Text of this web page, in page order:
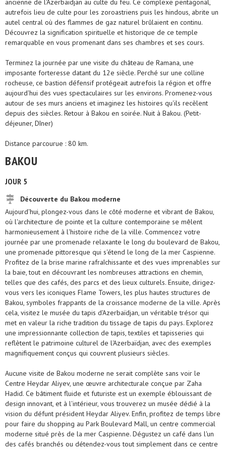
ancienne de l'Azerbaïdjan au culte du feu. Ce complexe pentagonal,
autrefois lieu de culte pour les zoroastriens puis les hindous, abrite un
autel central où des flammes de gaz naturel brûlaient en continu.
Découvrez la signification spirituelle et historique de ce temple
remarquable en vous promenant dans ses chambres et ses cours.
Terminez la journée par une visite du château de Ramana, une
imposante forteresse datant du 12e siècle. Perché sur une colline
rocheuse, ce bastion défensif protégeait autrefois la région et offre
aujourd'hui des vues spectaculaires sur les environs. Promenez-vous
autour de ses murs anciens et imaginez les histoires qu'ils recèlent
depuis des siècles. Retour à Bakou en soirée. Nuit à Bakou. (Petit-
déjeuner, Dîner)
Distance parcourue : 80 km.
BAKOU
JOUR 5
Découverte du Bakou moderne
Aujourd'hui, plongez-vous dans le côté moderne et vibrant de Bakou,
où l'architecture de pointe et la culture contemporaine se mêlent
harmonieusement à l'histoire riche de la ville. Commencez votre
journée par une promenade relaxante le long du boulevard de Bakou,
une promenade pittoresque qui s'étend le long de la mer Caspienne.
Profitez de la brise marine rafraîchissante et des vues imprenables sur
la baie, tout en découvrant les nombreuses attractions en chemin,
telles que des cafés, des parcs et des lieux culturels. Ensuite, dirigez-
vous vers les iconiques Flame Towers, les plus hautes structures de
Bakou, symboles frappants de la croissance moderne de la ville. Après
cela, visitez le musée du tapis d'Azerbaïdjan, un véritable trésor qui
met en valeur la riche tradition du tissage de tapis du pays. Explorez
une impressionnante collection de tapis, textiles et tapisseries qui
reflètent le patrimoine culturel de l'Azerbaïdjan, avec des exemples
magnifiquement conçus qui couvrent plusieurs siècles.
Aucune visite de Bakou moderne ne serait complète sans voir le
Centre Heydar Aliyev, une œuvre architecturale conçue par Zaha
Hadid. Ce bâtiment fluide et futuriste est un exemple éblouissant de
design innovant, et à l'intérieur, vous trouverez un musée dédié à la
vision du défunt président Heydar Aliyev. Enfin, profitez de temps libre
pour faire du shopping au Park Boulevard Mall, un centre commercial
moderne situé près de la mer Caspienne. Dégustez un café dans l'un
des cafés branchés ou détendez-vous tout simplement dans ce centre